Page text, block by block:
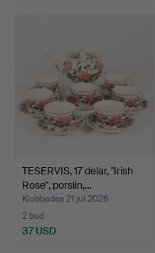
TESERVIS, 17 delar, "Irish
Rose", porslin,…
Klubbades 21 jul 2026
2 bud
37 USD